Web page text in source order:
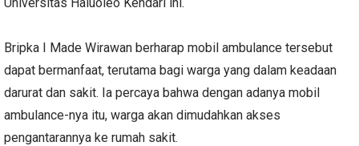
Bripka I Made Wirawan berharap mobil ambulance tersebut
dapat bermanfaat, terutama bagi warga yang dalam keadaan
darurat dan sakit. Ia percaya bahwa dengan adanya mobil
ambulance-nya itu, warga akan dimudahkan akses
pengantarannya ke rumah sakit.